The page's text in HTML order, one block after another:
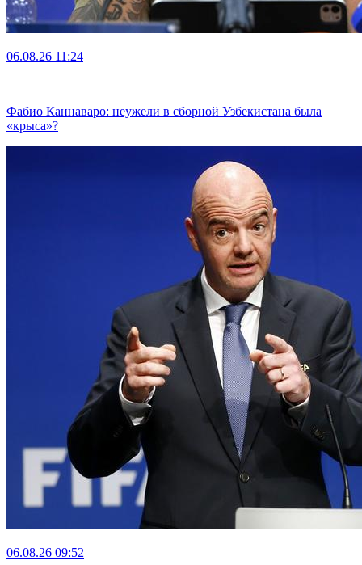
06.08.26 11:24
Фабио Каннаваро: неужели в сборной Узбекистана была
«крыса»?
06.08.26 09:52